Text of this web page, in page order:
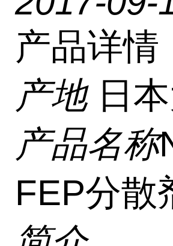
产品详情
产地 日
产品名称
FEP分散